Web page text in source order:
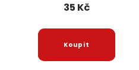
35 Kč